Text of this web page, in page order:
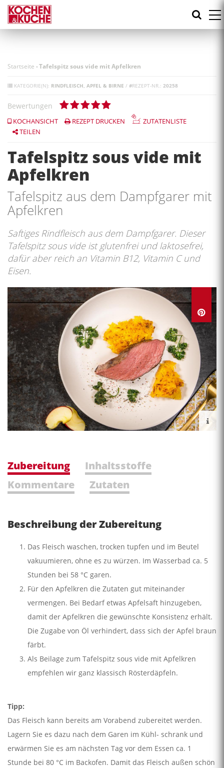
Direkt
zum
Inhalt
Startseite -Tafelspitz sous vide mit Apfelkren
KATEGORIE(N): RINDFLEISCH APFEL & BIRNE / #REZEPT-NR.: 20258
Bewertungen
KOCHANSICHT REZEPT DRUCKEN
ZUTATENLISTE
TEILEN
Tafelspitz sous vide mit
Apfelkren
Tafelspitz aus dem Dampfgarer mit
Apfelkren
Saftiges Rindfleisch aus dem Dampfgarer. Dieser
Tafelspitz sous vide ist glutenfrei und laktosefrei,
dafür aber reich an Vitamin B12, Vitamin C und
Eisen.
Zubereitung
Inhaltsstoffe
Kommentare
Zutaten
Beschreibung der Zubereitung
Das Fleisch waschen, trocken tupfen und im Beutel
vakuumieren, ohne es zu würzen. Im Wasserbad ca. 5
Stunden bei 58 °C garen.
Für den Apfelkren die Zutaten gut miteinander
vermengen. Bei Bedarf etwas Apfelsaft hinzugeben,
damit der Apfelkren die gewünschte Konsistenz erhält.
Die Zugabe von Öl verhindert, dass sich der Apfel braun
färbt.
Als Beilage zum Tafelspitz sous vide mit Apfelkren
empfehlen wir ganz klassisch Rösterdäpfeln.
Tipp:
Das Fleisch kann bereits am Vorabend zubereitet werden.
Lagern Sie es dazu nach dem Garen im Kühl- schrank und
erwärmen Sie es am nächsten Tag vor dem Essen ca. 1
Stunde bei 80 °C im Backofen. Damit das Fleisch außen schön